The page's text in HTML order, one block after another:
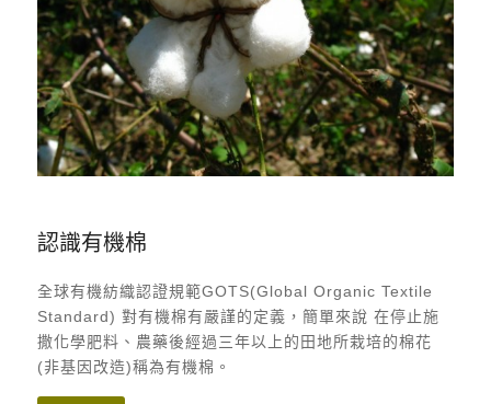
認識有機棉
全球有機紡織認證規範GOTS(Global Organic Textile
Standard) 對有機棉有嚴謹的定義，簡單來說 在停止施
撒化學肥料、農藥後經過三年以上的田地所栽培的棉花
(非基因改造)稱為有機棉。